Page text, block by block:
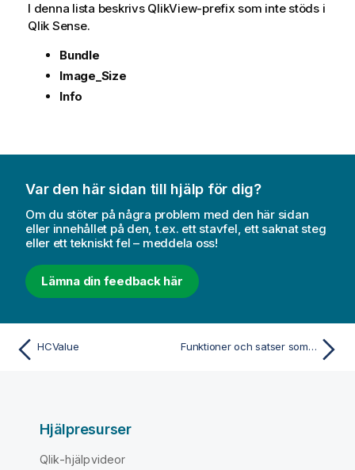
I denna lista beskrivs QlikView-prefix som inte stöds i
Qlik Sense.
Bundle
Image_Size
Info
Var den här sidan till hjälp för dig?
Om du stöter på några problem med den här sidan
eller innehållet på den, t.ex. ett stavfel, ett saknat steg
eller ett tekniskt fel – meddela oss!
Lämna din feedback här
HCValue Funktioner och satser som inte rekommenderas i Qlik Sense
Hjälpresurser
Qlik-hjälpvideor